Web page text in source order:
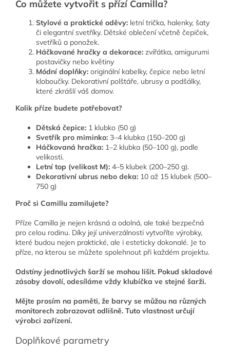
Co můžete vytvořit s přízí Camilla?
Stylové a praktické oděvy: letní trička, halenky, šaty
či elegantní svetříky. Dětské oblečení včetně čepiček,
svetříků a ponožek.
Háčkované hračky a dekorace: zvířátka, amigurumi
postavičky nebo květiny
Módní doplňky: originální kabelky, čepice nebo letní
kloboučky. Dekorativní polštáře, ubrusy a podšálky,
které zkrášlí váš domov.
Kolik příze budete potřebovat?
Dětská čepice: 1 klubko (50 g)
Svetřík pro miminko: 3–4 klubka (150–200 g)
Háčkovaná hračka: 1–2 klubka (50–100 g), podle
velikosti.
Letní top (velikost M): 4–5 klubek (200–250 g).
Dekorativní ubrus nebo deka: 10 až 15 klubek (500–
750 g)
Proč si Camillu zamilujete?
Příze Camilla je nejen krásná a odolná, ale také bezpečná
pro celou rodinu. Díky její univerzálnosti vytvoříte výrobky,
které budou nejen praktické, ale i esteticky dokonalé. Je to
příze, na kterou se můžete spolehnout při každém projektu.
Odstíny jednotlivých šarží se mohou lišit. Pokud skladové
zásoby dovolí, odesíláme vždy klubíčka ve stejné šarži.
Mějte prosím na paměti, že barvy se můžou na různých
monitorech zobrazovat odlišně. Tuto vlastnost určují
výrobci zařízení.
Doplňkové parametry